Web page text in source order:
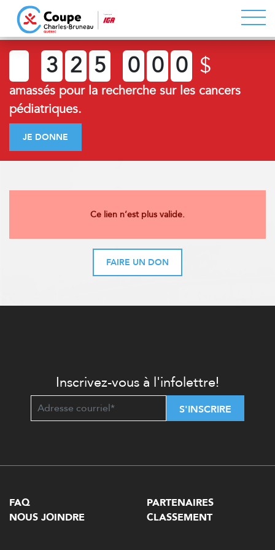
3 2 5 0 0 0 $
amassés pour la recherche sur les cancers
pédiatriques.
JE DONNE
Ce lien n’est plus valide.
FAIRE UN DON
Inscrivez-vous à l'infolettre!
S'INSCRIRE
FAQ
NOUS JOINDRE
PARTENAIRES
CLASSEMENT